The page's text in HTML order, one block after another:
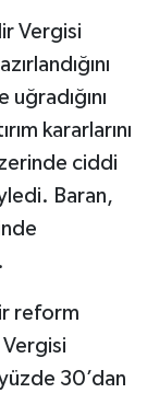
Vergisi
kararlarını
ciddi
Baran,
reform
Vergisi
30’dan